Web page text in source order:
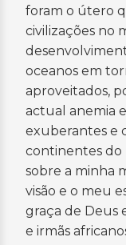
foram o útero
civilizações no
oceanos em
aproveitados,
actual anemia
exuberantes e
continentes do
sobre a minha
visão e o meu
graça de Deus
e irmãs